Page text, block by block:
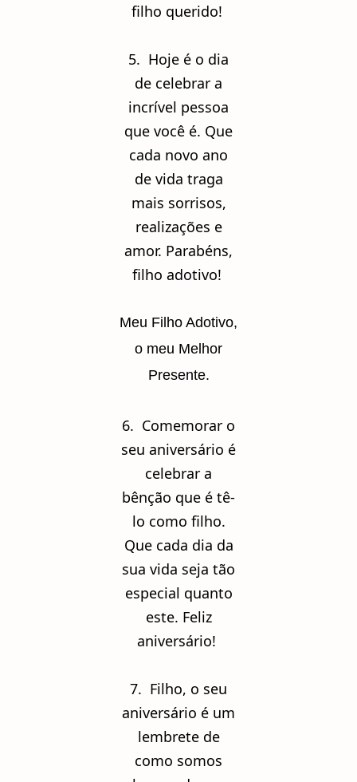
filho querido!
5. Hoje é o dia
de celebrar a
incrível pessoa
que você é. Que
cada novo ano
de vida traga
mais sorrisos,
realizações e
amor. Parabéns,
filho adotivo!
Meu Filho Adotivo,
o meu Melhor
Presente.
6. Comemorar o
seu aniversário é
celebrar a
bênção que é tê-
lo como filho.
Que cada dia da
sua vida seja tão
especial quanto
este. Feliz
aniversário!
7. Filho, o seu
aniversário é um
lembrete de
como somos